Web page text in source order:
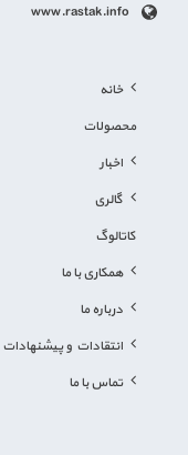
www.rastak.info
خانه
محصولات
اخبار
گالری
کاتالوگ
همکاری با ما
درباره ما
انتقادات و پیشنهادات
تماس با ما